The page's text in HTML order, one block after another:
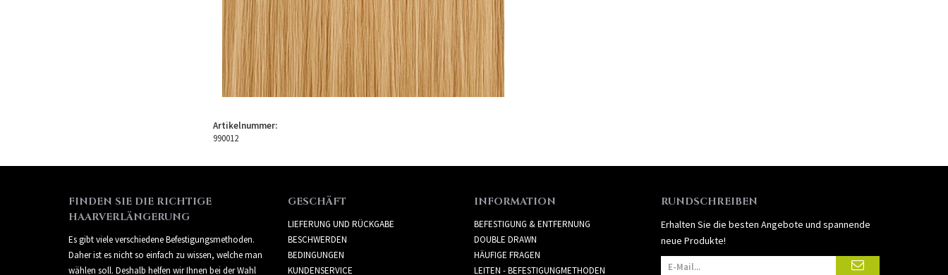
Artikelnummer:
990012
FINDEN SIE DIE RICHTIGE
HAARVERLÄNGERUNG
Es gibt viele verschiedene Befestigungsmethoden.
Daher ist es nicht so einfach zu wissen, welche man
wählen soll. Deshalb helfen wir Ihnen bei der Wahl
GESCHÄFT
LIEFERUNG UND RÜCKGABE
BESCHWERDEN
BEDINGUNGEN
KUNDENSERVICE
INFORMATION
BEFESTIGUNG & ENTFERNUNG
DOUBLE DRAWN
HÄUFIGE FRAGEN
LEITEN - BEFESTIGUNGMETHODEN
RUNDSCHREIBEN
Erhalten Sie die besten Angebote und spannende
neue Produkte!